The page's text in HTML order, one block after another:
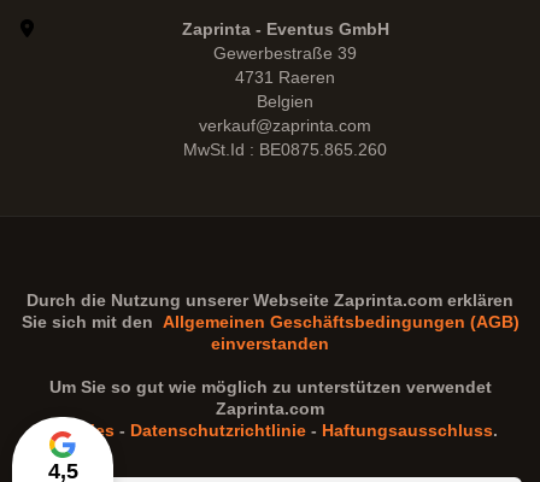
4,5
Zaprinta - Eventus GmbH
Gewerbestraße 39
4731 Raeren
Belgien
verkauf@zaprinta.com
MwSt.Id : BE0875.865.260
Durch die Nutzung unserer Webseite Zaprinta.com erklären
Sie sich mit den Allgemeinen Geschäftsbedingungen (AGB)
einverstanden
Um Sie so gut wie möglich zu unterstützen verwendet
Zaprinta.com
Cookies - Datenschutzrichtlinie - Haftungsausschluss.